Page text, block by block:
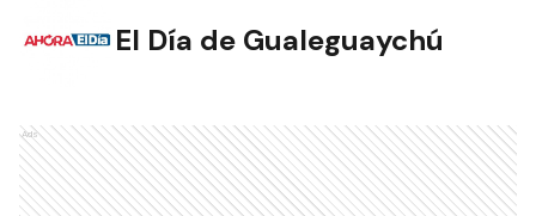
El Día de Gualeguaychú
Ads